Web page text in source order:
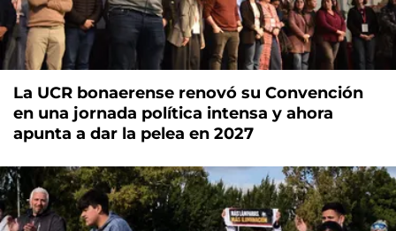
La UCR bonaerense renovó su Convención
en una jornada política intensa y ahora
apunta a dar la pelea en 2027